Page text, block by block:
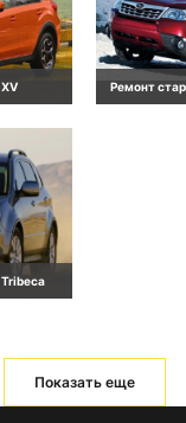
Ремонт
Показать еще